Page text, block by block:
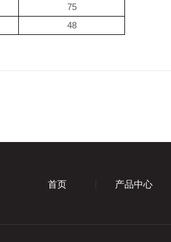
75
48
首页 产品中心